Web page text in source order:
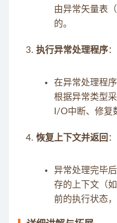
由异常矢量表
的。
执行异常处理程序：
在异常处理程
根据异常类型
I/O中断、修复
恢复上下文并返回 ：
异常处理完毕
存的上下文（
前的执行状态